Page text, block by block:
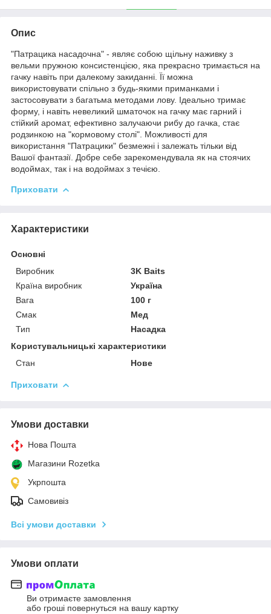
Опис
"Патрацика насадочна" - являє собою щільну наживку з
вельми пружною консистенцією, яка прекрасно тримається на
гачку навіть при далекому закиданні. Її можна
використовувати спільно з будь-якими приманками і
застосовувати з багатьма методами лову. Ідеально тримає
форму, і навіть невеликий шматочок на гачку має гарний і
стійкий аромат, ефективно залучаючи рибу до гачка, стає
родзинкою на "кормовому столі". Можливості для
використання "Патрацики" безмежні і залежать тільки від
Вашої фантазії. Добре себе зарекомендувала як на стоячих
водоймах, так і на водоймах з течією.
Приховати
Характеристики
Основні
Виробник
3K Baits
Країна виробник
Україна
Вага
100 г
Смак
Мед
Тип
Насадка
Користувальницькі характеристики
Стан
Нове
Приховати
Умови доставки
Нова Пошта
Магазини Rozetka
Укрпошта
Самовивіз
Всі умови доставки
Умови оплати
Ви отримаєте замовлення
або гроші повернуться на вашу картку